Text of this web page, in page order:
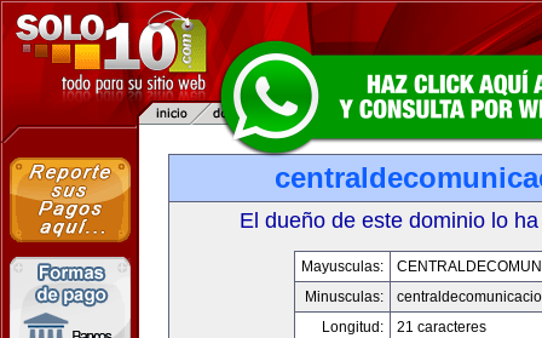
El dueño de este dominio lo
Mayusculas:
Minusculas:
Longitud:
21 caracteres